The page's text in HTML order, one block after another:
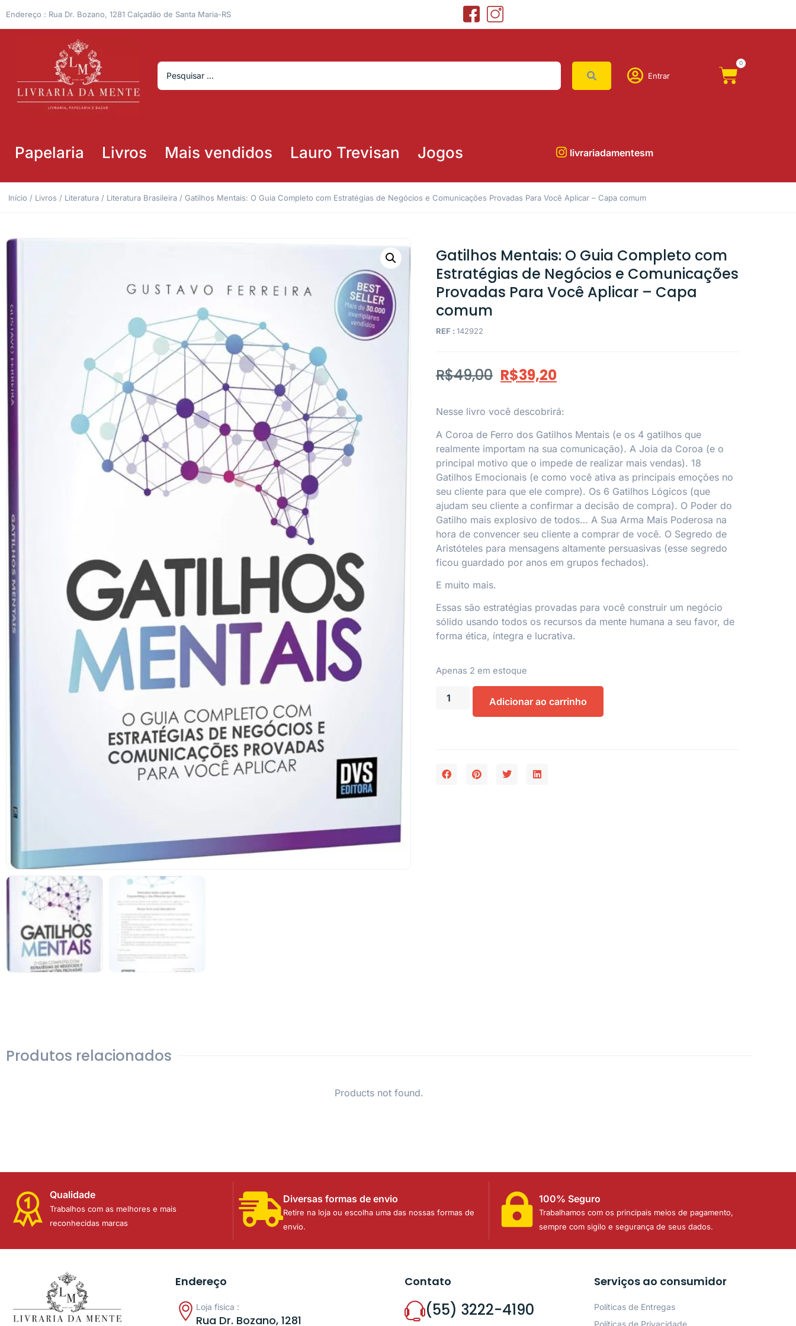
Endereço : Rua Dr. Bozano, 1281 Calçadão de Santa Maria-RS
Entrar
0
Papelaria Livros Mais vendidos Lauro Trevisan Jogos livrariadamentesm
Início / Livros / Literatura / Literatura Brasileira / Gatilhos Mentais: O Guia Completo com Estratégias de Negócios e Comunicações Provadas Para Você Aplicar – Capa comum
Gatilhos Mentais: O Guia Completo com
Estratégias de Negócios e Comunicações
Provadas Para Você Aplicar – Capa
comum
REF : 142922
R$49,00 R$39,20
Nesse livro você descobrirá:
A Coroa de Ferro dos Gatilhos Mentais (e os 4 gatilhos que
realmente importam na sua comunicação). A Joia da Coroa (e o
principal motivo que o impede de realizar mais vendas). 18
Gatilhos Emocionais (e como você ativa as principais emoções no
seu cliente para que ele compre). Os 6 Gatilhos Lógicos (que
ajudam seu cliente a confirmar a decisão de compra). O Poder do
Gatilho mais explosivo de todos… A Sua Arma Mais Poderosa na
hora de convencer seu cliente a comprar de você. O Segredo de
Aristóteles para mensagens altamente persuasivas (esse segredo
ficou guardado por anos em grupos fechados).
E muito mais.
Essas são estratégias provadas para você construir um negócio
sólido usando todos os recursos da mente humana a seu favor, de
forma ética, íntegra e lucrativa.
Apenas 2 em estoque
Adicionar ao carrinho
Produtos relacionados
Products not found.
Qualidade
Trabalhos com as melhores e mais
reconhecidas marcas
Diversas formas de envio
Retire na loja ou escolha uma das nossas formas de
envio.
100% Seguro
Trabalhamos com os principais meios de pagamento,
sempre com sigilo e segurança de seus dados.
Endereço
Loja física :
Rua Dr. Bozano, 1281
Contato
(55) 3222-4190
Serviços ao consumidor
Políticas de Entregas
Políticas de Privacidade